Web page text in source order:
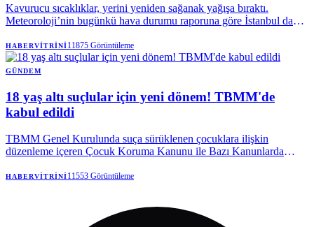
Kavurucu sıcaklıklar, yerini yeniden sağanak yağışa bıraktı.
Meteoroloji’nin bugünkü hava durumu raporuna göre İstanbul dahil
illerde kuvvetli olacak? Kaç gün sürecek? İşte son uyarılar…
HABERVITRINI11875 Görüntüleme
GÜNDEM
18 yaş altı suçlular için yeni dönem! TBMM'de
kabul edildi
TBMM Genel Kurulunda suça sürüklenen çocuklara ilişkin
düzenleme içeren Çocuk Koruma Kanunu ile Bazı Kanunlarda
“Suça sürüklenen” yerine “adli süreçteki çocuk” ifadesinin yer aldığı
HABERVITRINI11553 Görüntüleme